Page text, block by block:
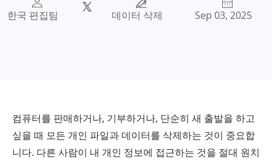
한국 편집팀 데이터 삭제 Sep 03, 2025
컴퓨터를 판매하거나, 기부하거나, 단순히 새 출발을 하고
싶을 때 모든 개인 파일과 데이터를 삭제하는 것이 중요합
니다. 다른 사람이 내 개인 정보에 접근하는 것을 절대 원치